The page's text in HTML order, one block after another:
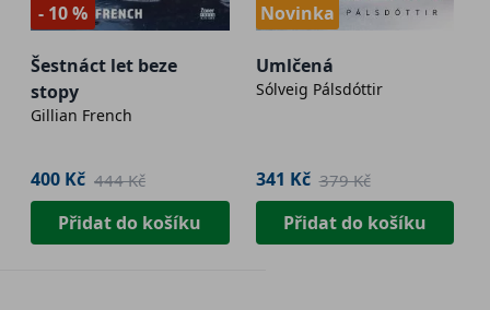
- 10 %
Šestnáct let beze
stopy
Gillian French
400 Kč 444 Kč
Přidat do košíku
Novinka
Umlčená
Sólveig Pálsdóttir
341 Kč 379 Kč
Přidat do košíku